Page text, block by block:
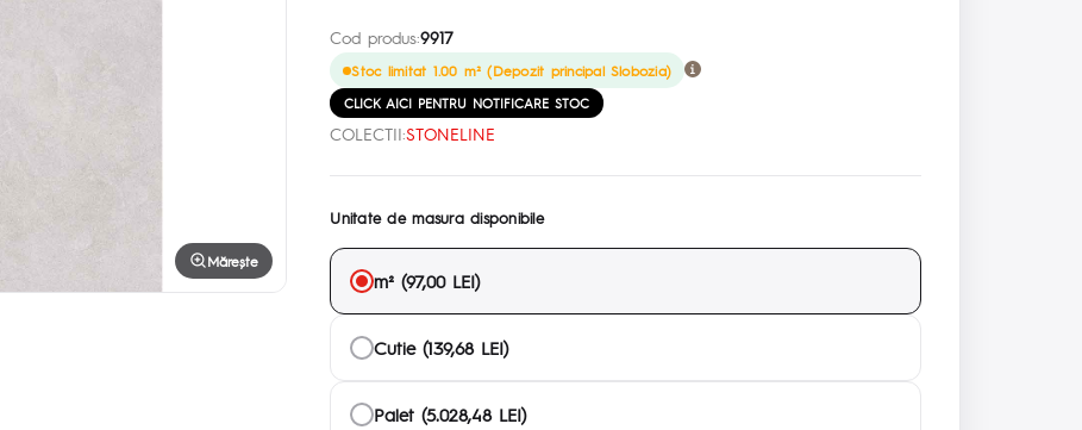
Mărește
Cod produs:9917
Stoc limitat 1.00 m² (Depozit principal Slobozia)
CLICK AICI PENTRU NOTIFICARE STOC
COLECTII:STONELINE
Unitate de masura disponibile
m² (97,00 LEI)
Cutie (139,68 LEI)
Palet (5.028,48 LEI)